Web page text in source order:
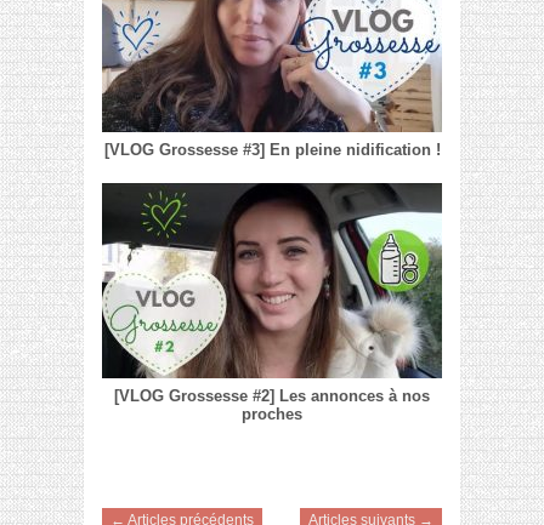
[VLOG Grossesse #3] En pleine nidification !
[VLOG Grossesse #2] Les annonces à nos
proches
← Articles précédents Articles suivants →